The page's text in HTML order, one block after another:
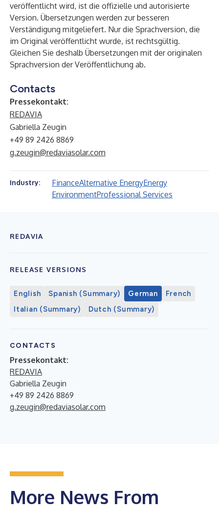
veröffentlicht wird, ist die offizielle und autorisierte
Version. Übersetzungen werden zur besseren
Verständigung mitgeliefert. Nur die Sprachversion, die
im Original veröffentlicht wurde, ist rechtsgültig.
Gleichen Sie deshalb Übersetzungen mit der originalen
Sprachversion der Veröffentlichung ab.
Contacts
Pressekontakt:
REDAVIA
Gabriella Zeugin
+49 89 2426 8869
g.zeugin@redaviasolar.com
Industry: FinanceAlternative EnergyEnergy
EnvironmentProfessional Services
REDAVIA
RELEASE VERSIONS
English Spanish (Summary) German
French
Italian (Summary)
Dutch (Summary)
CONTACTS
Pressekontakt:
REDAVIA
Gabriella Zeugin
+49 89 2426 8869
g.zeugin@redaviasolar.com
More News From